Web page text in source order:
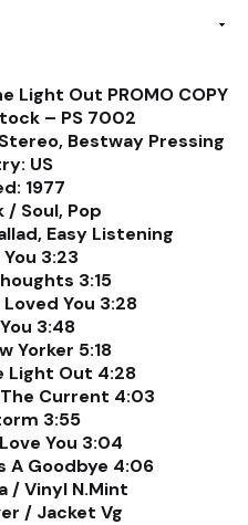
Light Out PROMO COPY
– PS 7002
Bestway Pressing
US
1977
/ Soul, Pop
Easy Listening
You 3:23
3:15
You 3:28
3:48
Yorker 5:18
Light Out 4:28
Current 4:03
3:55
You 3:04
A Goodbye 4:06
/ Vinyl N.Mint
/ Jacket Vg